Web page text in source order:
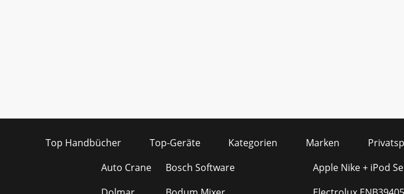
Top Handbücher Top-Geräte Kategorien Marken
Auto Crane
Bosch Software
Apple Nike + iPod